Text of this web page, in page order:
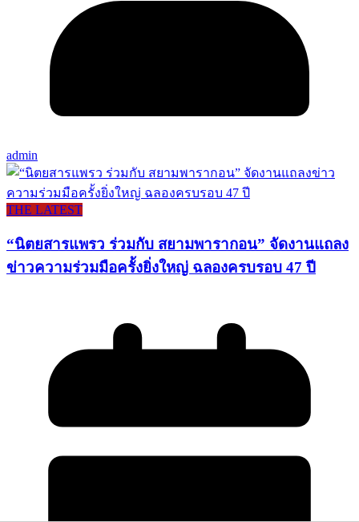
admin
THE LATEST
“นิตยสารแพรว ร่วมกับ สยามพารากอน” จัดงานแถลง
ข่าวความร่วมมือครั้งยิ่งใหญ่ ฉลองครบรอบ 47 ปี